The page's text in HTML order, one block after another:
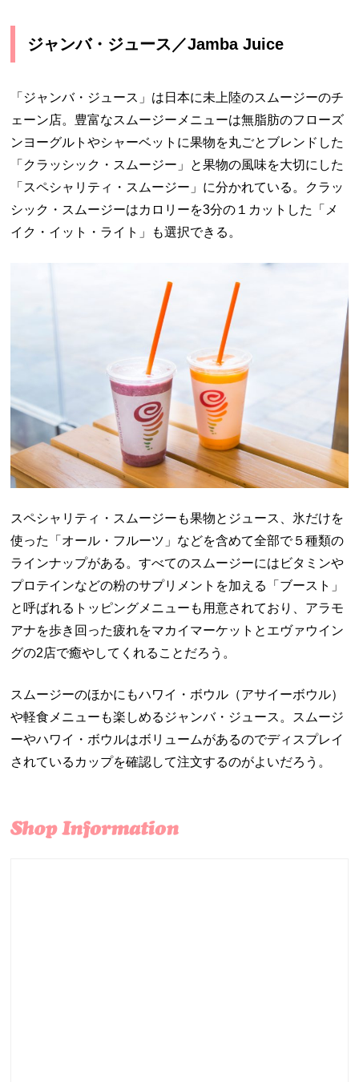
ジャンバ・ジュース／Jamba Juice
「ジャンバ・ジュース」は日本に未上陸のスムージーのチ
ェーン店。豊富なスムージーメニューは無脂肪のフローズ
ンヨーグルトやシャーベットに果物を丸ごとブレンドした
「クラッシック・スムージー」と果物の風味を大切にした
「スペシャリティ・スムージー」に分かれている。クラッ
シック・スムージーはカロリーを3分の１カットした「メ
イク・イット・ライト」も選択できる。
スペシャリティ・スムージーも果物とジュース、氷だけを
使った「オール・フルーツ」などを含めて全部で５種類の
ラインナップがある。すべてのスムージーにはビタミンや
プロテインなどの粉のサプリメントを加える「ブースト」
と呼ばれるトッピングメニューも用意されており、アラモ
アナを歩き回った疲れをマカイマーケットとエヴァウイン
グの2店で癒やしてくれることだろう。
スムージーのほかにもハワイ・ボウル（アサイーボウル）
や軽食メニューも楽しめるジャンバ・ジュース。スムージ
ーやハワイ・ボウルはボリュームがあるのでディスプレイ
されているカップを確認して注文するのがよいだろう。